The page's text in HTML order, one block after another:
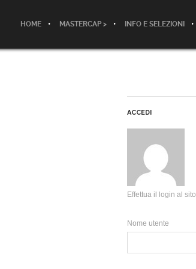
HOME MASTERCAP > INFO E SELEZIONI
ACCEDI
Effettua il login al
Nome utente